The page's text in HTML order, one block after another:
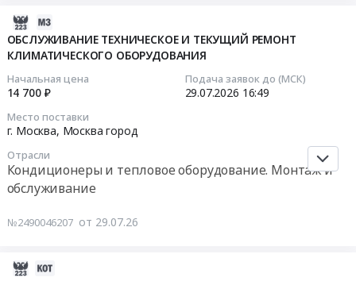
ОБСЛУЖИВАНИЕ ТЕХНИЧЕСКОЕ И ТЕКУЩИЙ РЕМОНТ
КЛИМАТИЧЕСКОГО ОБОРУДОВАНИЯ
Начальная цена
14 700 ₽
Подача заявок до (МСК)
29.07.2026 16:49
Место поставки
г. Москва, Москва город
Отрасли
Кондиционеры и тепловое оборудование. Монтаж и
обслуживание
№2490046207 от 29.07.26